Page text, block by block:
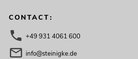
CONTACT:
+49 931 4061 600
info@steinigke.de